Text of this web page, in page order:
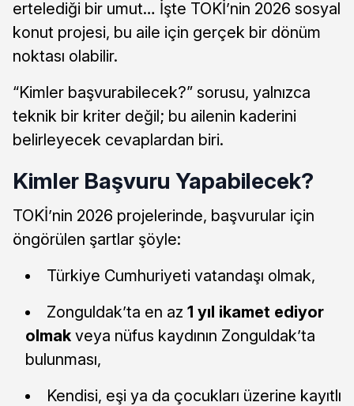
ertelediği bir umut… İşte TOKİ’nin 2026 sosyal
konut projesi, bu aile için gerçek bir dönüm
noktası olabilir.
“Kimler başvurabilecek?” sorusu, yalnızca
teknik bir kriter değil; bu ailenin kaderini
belirleyecek cevaplardan biri.
Kimler Başvuru Yapabilecek?
TOKİ’nin 2026 projelerinde, başvurular için
öngörülen şartlar şöyle:
Türkiye Cumhuriyeti vatandaşı olmak,
Zonguldak’ta en az 1 yıl ikamet ediyor
olmak veya nüfus kaydının Zonguldak’ta
bulunması,
Kendisi, eşi ya da çocukları üzerine kayıtlı